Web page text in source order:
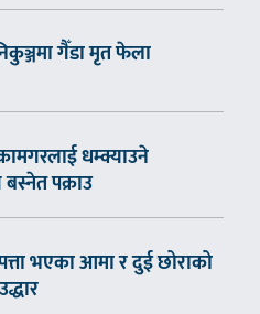
गैँडा मृत फेला
धम्क्याउने
पक्राउ
भएका आमा र दुई छोराको